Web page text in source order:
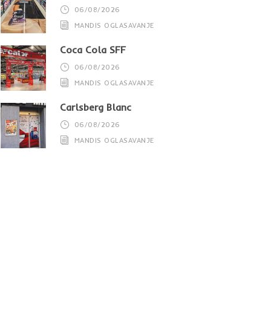
06/08/2026
MANDIS OGLASAVANJE
Coca Cola SFF
06/08/2026
MANDIS OGLASAVANJE
Carlsberg Blanc
06/08/2026
MANDIS OGLASAVANJE